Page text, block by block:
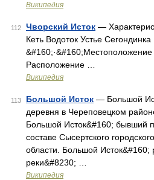
Википедия
112 Чворский Исток —
Кеть Водоток Устье Сегондинка
Расположение …
Википедия
113 Большой Исток — Большой
деревня в Череповецком
Большой Исток&#160; бывший
составе Сысертского
области. Большой Исток&#160;
реки&#8230; …
Википедия